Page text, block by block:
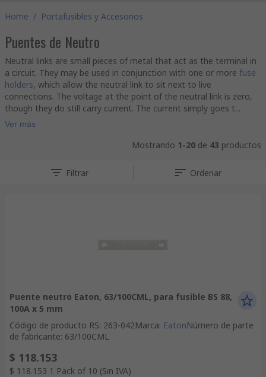
Home / Portafusibles y Accesorios
Puentes de Neutro
Neutral links are small pieces of metal that act as the terminal in
a circuit. They may be used in conjunction with one or more fuse
holders, which allow the neutral link to sit next to live
connections. The voltage at the point of the neutral link is zero,
though they do still carry current. The current simply goes t...
Ver más
Mostrando 1-20 de 43 productos
Filtrar Ordenar
Puente neutro Eaton, 63/100CML, para fusible BS 88,
100A x 5 mm
Código de producto RS: 263-042Marca: EatonNúmero de parte
de fabricante: 63/100CML
$ 118.153
$ 118.153 1 Pack of 10 (Sin IVA)